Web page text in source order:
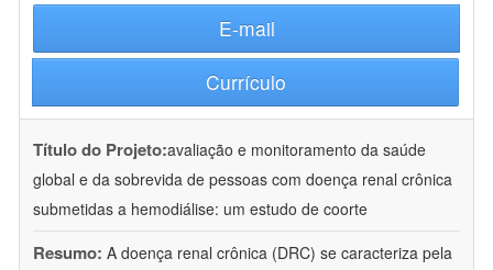
E-mail
Currículo
Título do Projeto:avaliação e monitoramento da saúde
global e da sobrevida de pessoas com doença renal crônica
submetidas a hemodiálise: um estudo de coorte
Resumo: A doença renal crônica (DRC) se caracteriza pela